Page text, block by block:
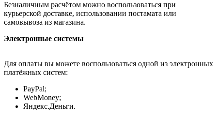
Безналичным расчётом можно воспользоваться при
курьерской доставке, использовании постамата или
самовывоза из магазина.
Электронные системы
Для оплаты вы можете воспользоваться одной из электронных
платёжных систем:
PayPal;
WebMoney;
Яндекс.Деньги.